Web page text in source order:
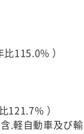
115.0% ）
121.7% ）
含.軽自動車及び